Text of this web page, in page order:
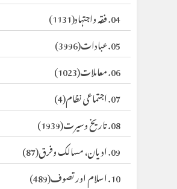
04. فقہ واجتہاد
(1131)
05. عبادات
(3996)
06. معاملات
(1023)
07. اجتماعی نظام
(4)
08. تاریخ وسیرت
(1939)
09. ادیان، مسالک وفرق
(87)
10. اسلام اور تصوف
(489)